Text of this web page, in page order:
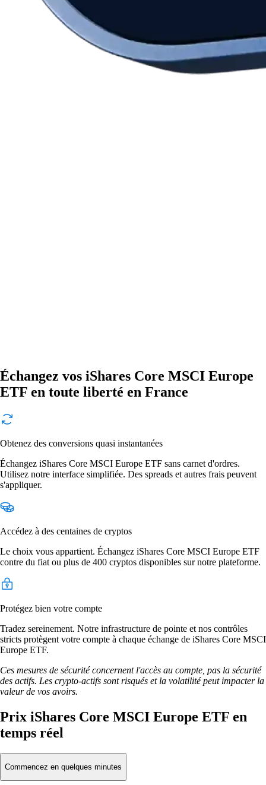
Échangez vos iShares Core MSCI Europe
ETF en toute liberté en France
Obtenez des conversions quasi instantanées
Échangez iShares Core MSCI Europe ETF sans carnet d'ordres.
Utilisez notre interface simplifiée. Des spreads et autres frais peuvent
s'appliquer.
Accédez à des centaines de cryptos
Le choix vous appartient. Échangez iShares Core MSCI Europe ETF
contre du fiat ou plus de 400 cryptos disponibles sur notre plateforme.
Protégez bien votre compte
Tradez sereinement. Notre infrastructure de pointe et nos contrôles
stricts protègent votre compte à chaque échange de iShares Core MSCI
Europe ETF.
Ces mesures de sécurité concernent l'accès au compte, pas la sécurité
des actifs. Les crypto-actifs sont risqués et la volatilité peut impacter la
valeur de vos avoirs.
Prix iShares Core MSCI Europe ETF en
temps réel
Commencez en quelques minutes